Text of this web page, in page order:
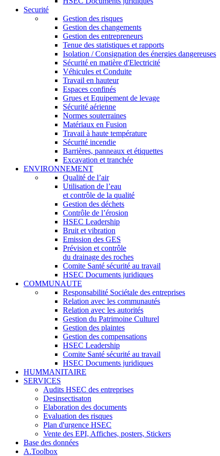
Securité
Gestion des risques
Gestion des changements
Gestion des entrepreneurs
Tenue des statistiques et rapports
Isolation / Consignation des énergies dangereuses
Sécurité en matière d'Electricité
Véhicules et Conduite
Travail en hauteur
Espaces confinés
Grues et Equipement de levage
Sécurité aérienne
Normes souterraines
Matériaux en Fusion
Travail à haute température
Sécurité incendie
Barrières, panneaux et étiquettes
Excavation et tranchée
ENVIRONNEMENT
Qualité de l’air
Utilisation de l’eau
et contrôle de la qualité
Gestion des déchets
Contrôle de l’érosion
HSEC Leadership
Bruit et vibration
Emission des GES
Prévision et contrôle
du drainage des roches
Comite Santé sécurité au travail
HSEC Documents juridiques
COMMUNAUTE
Responsabilité Sociétale des entreprises
Relation avec les communautés
Relation avec les autorités
Gestion du Patrimoine Culturel
Gestion des plaintes
Gestion des compensations
HSEC Leadership
Comite Santé sécurité au travail
HSEC Documents juridiques
HUMMANITAIRE
SERVICES
Audits HSEC des entreprises
Desinsectisaton
Elaboration des documents
Evaluation des risques
Plan d'urgence HSEC
Vente des EPI, Affiches, posters, Stickers
Base des données
A.Toolbox